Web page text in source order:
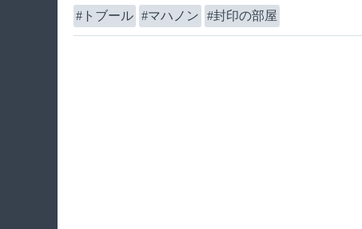
トブール マハノン 封印の部屋